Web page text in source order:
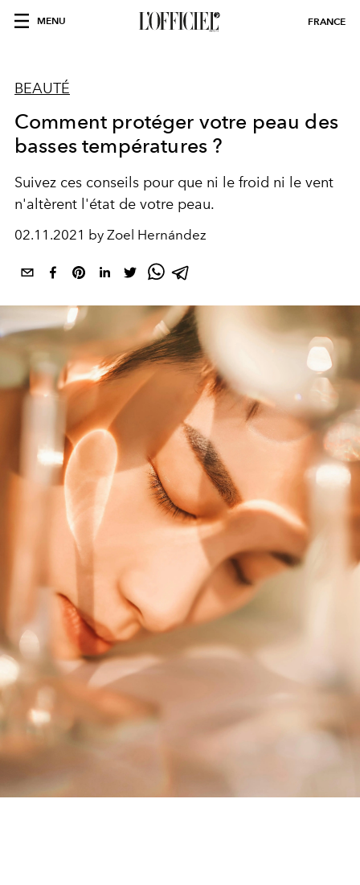
MENU FRANCE
BEAUTÉ
Comment protéger votre peau des
basses températures ?
Suivez ces conseils pour que ni le froid ni le vent
n'altèrent l'état de votre peau.
02.11.2021 by Zoel Hernández